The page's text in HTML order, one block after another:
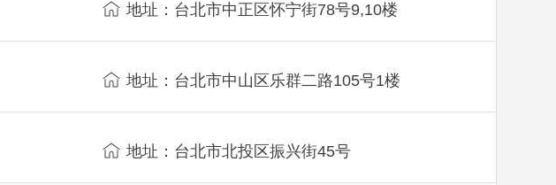
地址：台北市中正区怀宁街78号9,10楼
地址：台北市中山区乐群二路105号1楼
地址：台北市北投区振兴街45号